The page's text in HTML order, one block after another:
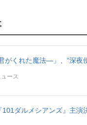
がくれた魔法―」、“深夜
ュース
101ダルメシアンズ』主演